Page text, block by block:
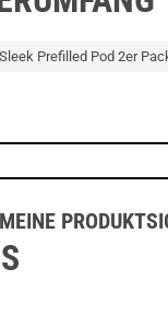
Prefilled Pod 2er